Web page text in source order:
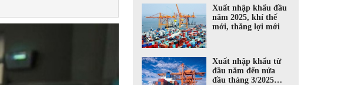
Xuất nhập khẩu đầu
năm 2025, khí thế
mới, thắng lợi mới
Xuất nhập khẩu từ
đầu năm đến nửa
đầu tháng 3/2025